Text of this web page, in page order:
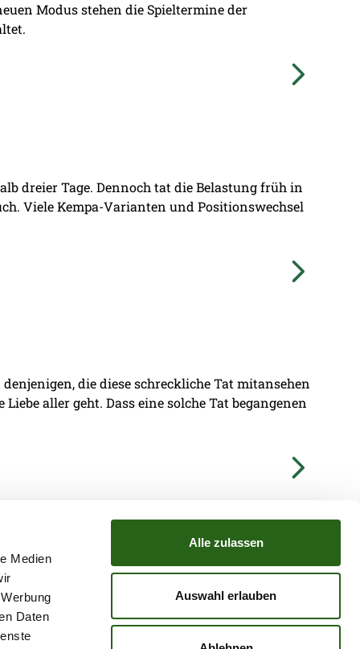
Medien
Daten
Alle zulassen
Auswahl erlauben
Modus stehen die Spieltermine der
dreier Tage. Dennoch tat die Belastung früh in
Viele Kempa-Varianten und Positionswechsel
die diese schreckliche Tat mitansehen
aller geht. Dass eine solche Tat begangenen
ATGB